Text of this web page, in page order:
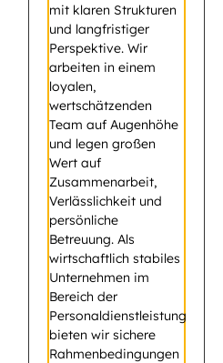
mit klaren Strukturen
und langfristiger
Perspektive. Wir
arbeiten in einem
loyalen,
wertschätzenden
Team auf Augenhöhe
und legen großen
Wert auf
Zusammenarbeit,
Verlässlichkeit und
persönliche
Betreuung. Als
wirtschaftlich stabiles
Unternehmen im
Bereich der
Personaldienstleistung
bieten wir sichere
Rahmenbedingungen